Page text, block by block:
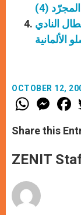
(4)
النادي
الألمانية
OCTOBER 12,
W
h
t
s
p
p
M
e
s
e
g
e
F
a
e
b
o
k
Share this
ZENIT